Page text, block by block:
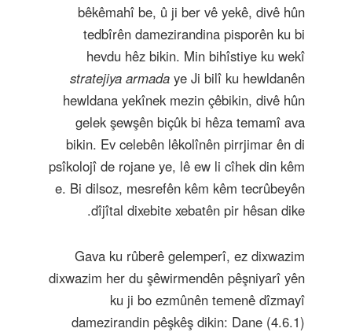
bêkêmahî be, û ji ber vê yekê, divê hûn
tedbîrên damezirandina pisporên ku bi
hevdu hêz bikin. Min bihîstiye ku wekî
stratejiya armada ye Ji bilî ku hewldanên
hewldana yekînek mezin çêbikin, divê hûn
gelek şewşên biçûk bi hêza temamî ava
bikin. Ev celebên lêkolînên pirrjimar ên di
psîkolojî de rojane ye, lê ew li cîhek din kêm
e. Bi dilsoz, mesrefên kêm kêm tecrûbeyên
dîjîtal dixebite xebatên pir hêsan dike.
Gava ku rûberê gelemperî, ez dixwazim
dixwazim her du şêwirmendên pêşniyarî yên
ku ji bo ezmûnên temenê dîzmayî
damezirandin pêşkêş dikin: Dane (4.6.1)